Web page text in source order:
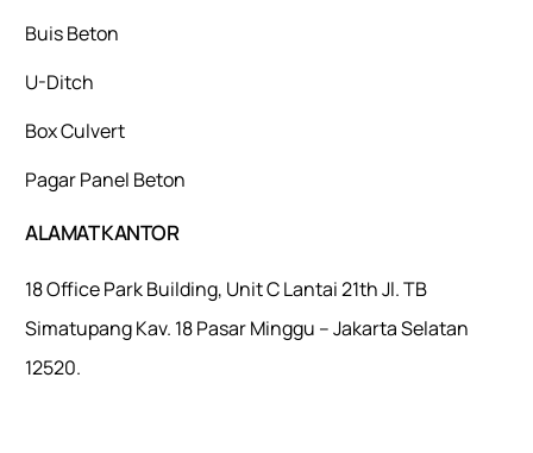
Buis Beton
U-Ditch
Box Culvert
Pagar Panel Beton
ALAMAT KANTOR
18 Office Park Building, Unit C Lantai 21th Jl. TB
Simatupang Kav. 18 Pasar Minggu – Jakarta Selatan
12520.